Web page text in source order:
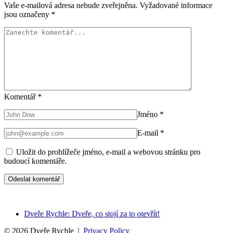
Vaše e-mailová adresa nebude zveřejněna. Vyžadované informace
jsou označeny *
Komentář *
Jméno *
E-mail *
Uložit do prohlížeče jméno, e-mail a webovou stránku pro
budoucí komentáře.
Dveře Rychle: Dveře, co stojí za to otevřít!
© 2026 Dveře Rychle | Privacy Policy